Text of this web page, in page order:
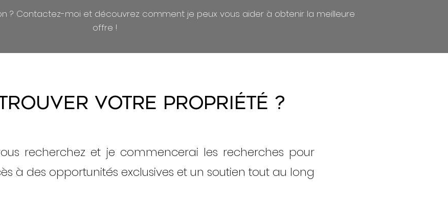
? Contactez-moi et découvrez comment je peux vous aider à obtenir la meilleure
offre !
votre propriété ?
recherchez et je commencerai les recherches pour
à des opportunités exclusives et un soutien tout au long